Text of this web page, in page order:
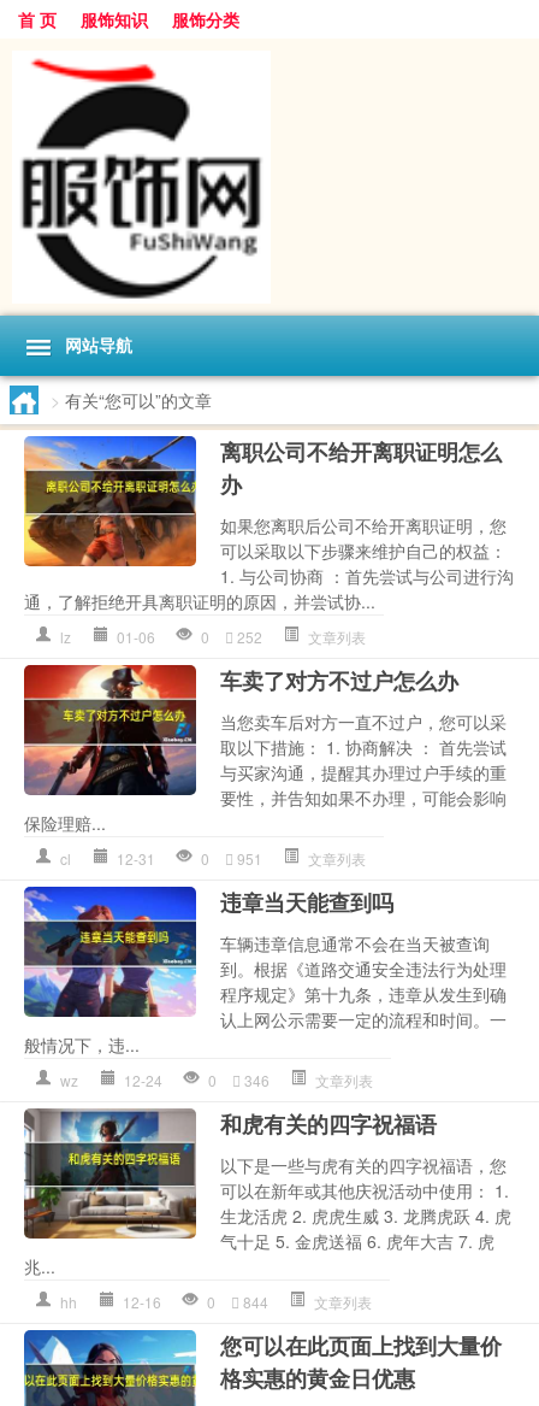
首 页 服饰知识 服饰分类
网站导航
> 有关“您可以”的文章
离职公司不给开离职证明怎么
办
如果您离职后公司不给开离职证明，您
可以采取以下步骤来维护自己的权益：
1. 与公司协商 ：首先尝试与公司进行沟
通，了解拒绝开具离职证明的原因，并尝试协...
lz 01-06 0 252 文章列表
车卖了对方不过户怎么办
当您卖车后对方一直不过户，您可以采
取以下措施： 1. 协商解决 ： 首先尝试
与买家沟通，提醒其办理过户手续的重
要性，并告知如果不办理，可能会影响
保险理赔...
cl 12-31 0 951 文章列表
违章当天能查到吗
车辆违章信息通常不会在当天被查询
到。根据《道路交通安全违法行为处理
程序规定》第十九条，违章从发生到确
认上网公示需要一定的流程和时间。一
般情况下，违...
wz 12-24 0 346 文章列表
和虎有关的四字祝福语
以下是一些与虎有关的四字祝福语，您
可以在新年或其他庆祝活动中使用： 1.
生龙活虎 2. 虎虎生威 3. 龙腾虎跃 4. 虎
气十足 5. 金虎送福 6. 虎年大吉 7. 虎
兆...
hh 12-16 0 844 文章列表
您可以在此页面上找到大量价
格实惠的黄金日优惠